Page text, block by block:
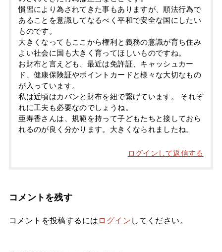
慣習により為されてきた事もありますが、順法行為で
あることを意識してなるべく平和で安全な国にしたい
ものです。
大きくなってもここから権利と義務の意識が育ち住み
よい社会に国も大きく育ってほしいものですね。
お財布と言えども、最近は免許証、キャッシュカー
ド、健康保険証やポイントカードと様々な大切なもの
が入っています。
私は近頃はカバンと財布を紐で繋げています。 それぞ
れに工夫も必要なのでしょうね。
亜寿香さんは、規範を持って子どもたちと接しておら
れるのが良く分かります。大きくなられましたね。
ログインして返信する
コメントを残す
コメントを投稿するには ログイン してください。